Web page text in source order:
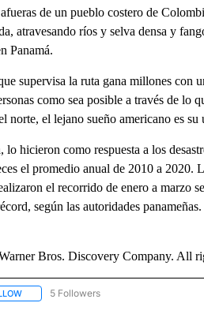
de un pueblo costero de
atravesando ríos y selva densa y
Panamá.
supervisa la ruta gana millones con
como sea posible a través de lo
norte, el lejano sueño americano es
lo hicieron como respuesta a los
el promedio anual de 2010 a 2020.
el recorrido de enero a marzo
según las autoridades panameñas.
Bros. Discovery Company. All
FOLLOW "CNN - SPANISH" TO RECEIVE
5 Followers